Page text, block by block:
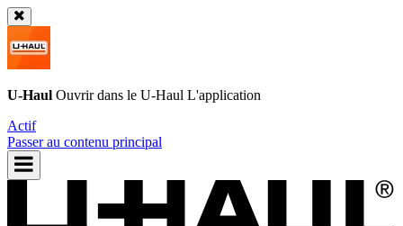
U-Haul Ouvrir dans le U-Haul L'application
Actif
Passer au contenu principal